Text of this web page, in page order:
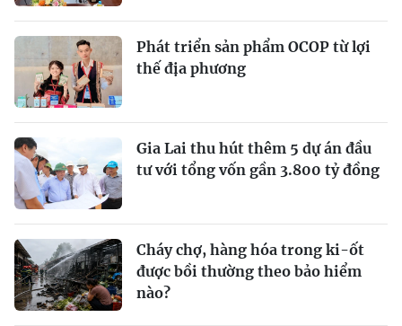
Phát triển sản phẩm OCOP từ lợi
thế địa phương
Gia Lai thu hút thêm 5 dự án đầu
tư với tổng vốn gần 3.800 tỷ đồng
Cháy chợ, hàng hóa trong ki-ốt
được bồi thường theo bảo hiểm
nào?